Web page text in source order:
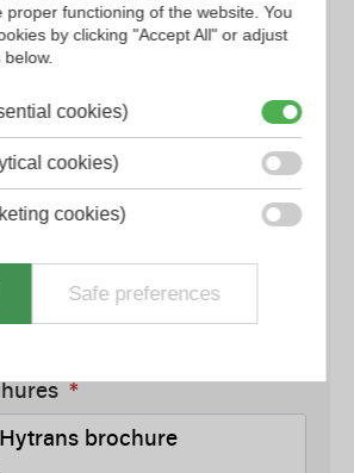
*
proper functioning of the website. You
by clicking "Accept All" or adjust
cookies)
cookies)
cookies)
Safe preferences